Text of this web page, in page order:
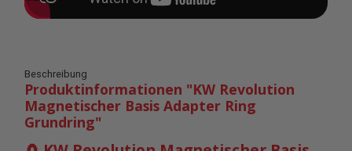
Beschreibung
Produktinformationen "KW Revolution
Magnetischer Basis Adapter Ring
Grundring"